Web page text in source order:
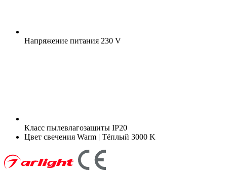
Напряжение питания 230 V
Класс пылевлагозащиты IP20
Цвет свечения Warm | Тёплый 3000 K